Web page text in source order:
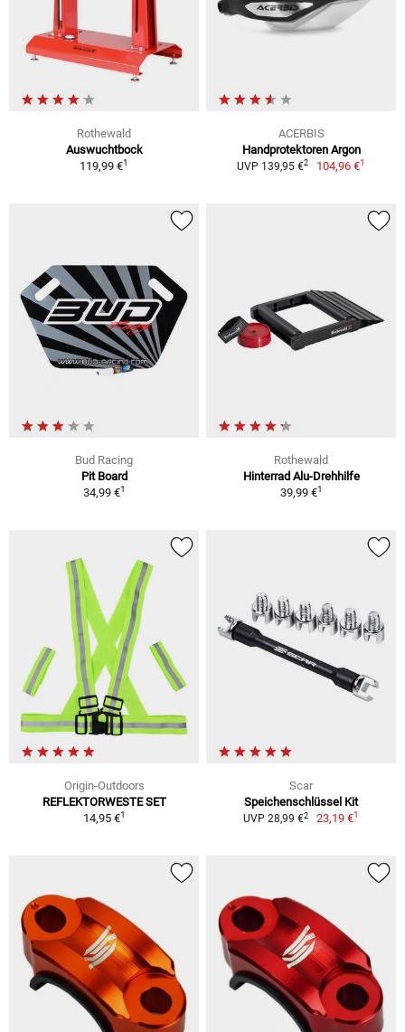
Rothewald
Auswuchtbock
119,99 €1
ACERBIS
Handprotektoren Argon
UVP 139,95 €2 104,96 €1
Bud Racing
Pit Board
34,99 €1
Rothewald
Hinterrad Alu-Drehhilfe
39,99 €1
Origin-Outdoors
REFLEKTORWESTE SET
14,95 €1
Scar
Speichenschlüssel Kit
UVP 28,99 €2 23,19 €1